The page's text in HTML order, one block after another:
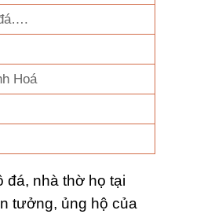
Hoá
đá, nhà thờ họ tại
tưởng, ủng hộ của